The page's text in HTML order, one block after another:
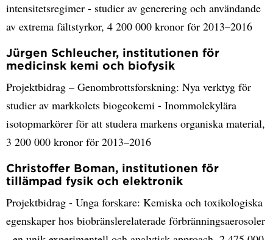
intensitetsregimer - studier av generering och användande
av extrema fältstyrkor, 4 200 000 kronor för 2013–2016
Jürgen Schleucher, institutionen för
medicinsk kemi och biofysik
Projektbidrag – Genombrottsforskning: Nya verktyg för
studier av markkolets biogeokemi - Inommolekylära
isotopmarkörer för att studera markens organiska material,
3 200 000 kronor för 2013–2016
Christoffer Boman, institutionen för
tillämpad fysik och elektronik
Projektbidrag - Unga forskare: Kemiska och toxikologiska
egenskaper hos biobränslerelaterade förbränningsaerosoler